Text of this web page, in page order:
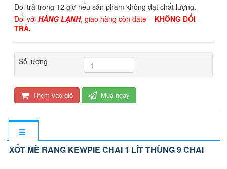
Đổi trả trong 12 giờ nếu sản phẩm không đạt chất lượng.
Đối với HÀNG LẠNH, giao hàng còn date – KHÔNG ĐỔI
TRẢ.
Số lượng
Thêm vào giỏ Mua ngay
XỐT MÈ RANG KEWPIE CHAI 1 LÍT THÙNG 9 CHAI